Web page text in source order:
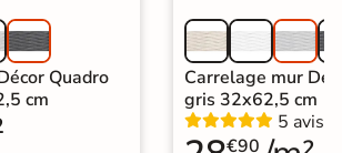
Quadro
cm
Carrelage mur
gris 32x62,5 cm
5 avis
€90